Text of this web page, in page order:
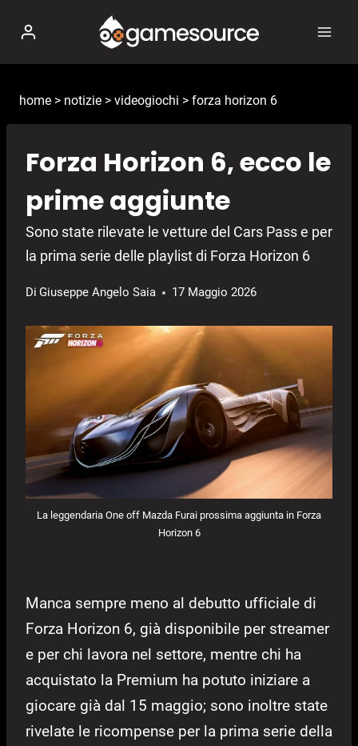
contenuto
home > notizie > videogiochi > forza horizon 6
Forza Horizon 6, ecco le
prime aggiunte
Sono state rilevate le vetture del Cars Pass e per
la prima serie delle playlist di Forza Horizon 6
Di Giuseppe Angelo Saia 17 Maggio 2026
La leggendaria One off Mazda Furai prossima aggiunta in Forza
Horizon 6
Manca sempre meno al debutto ufficiale di
Forza Horizon 6, già disponibile per streamer
e per chi lavora nel settore, mentre chi ha
acquistato la Premium ha potuto iniziare a
giocare già dal 15 maggio; sono inoltre state
rivelate le ricompense per la prima serie della